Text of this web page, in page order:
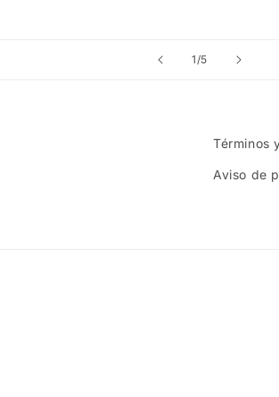
1/de
5
Términos
Aviso de